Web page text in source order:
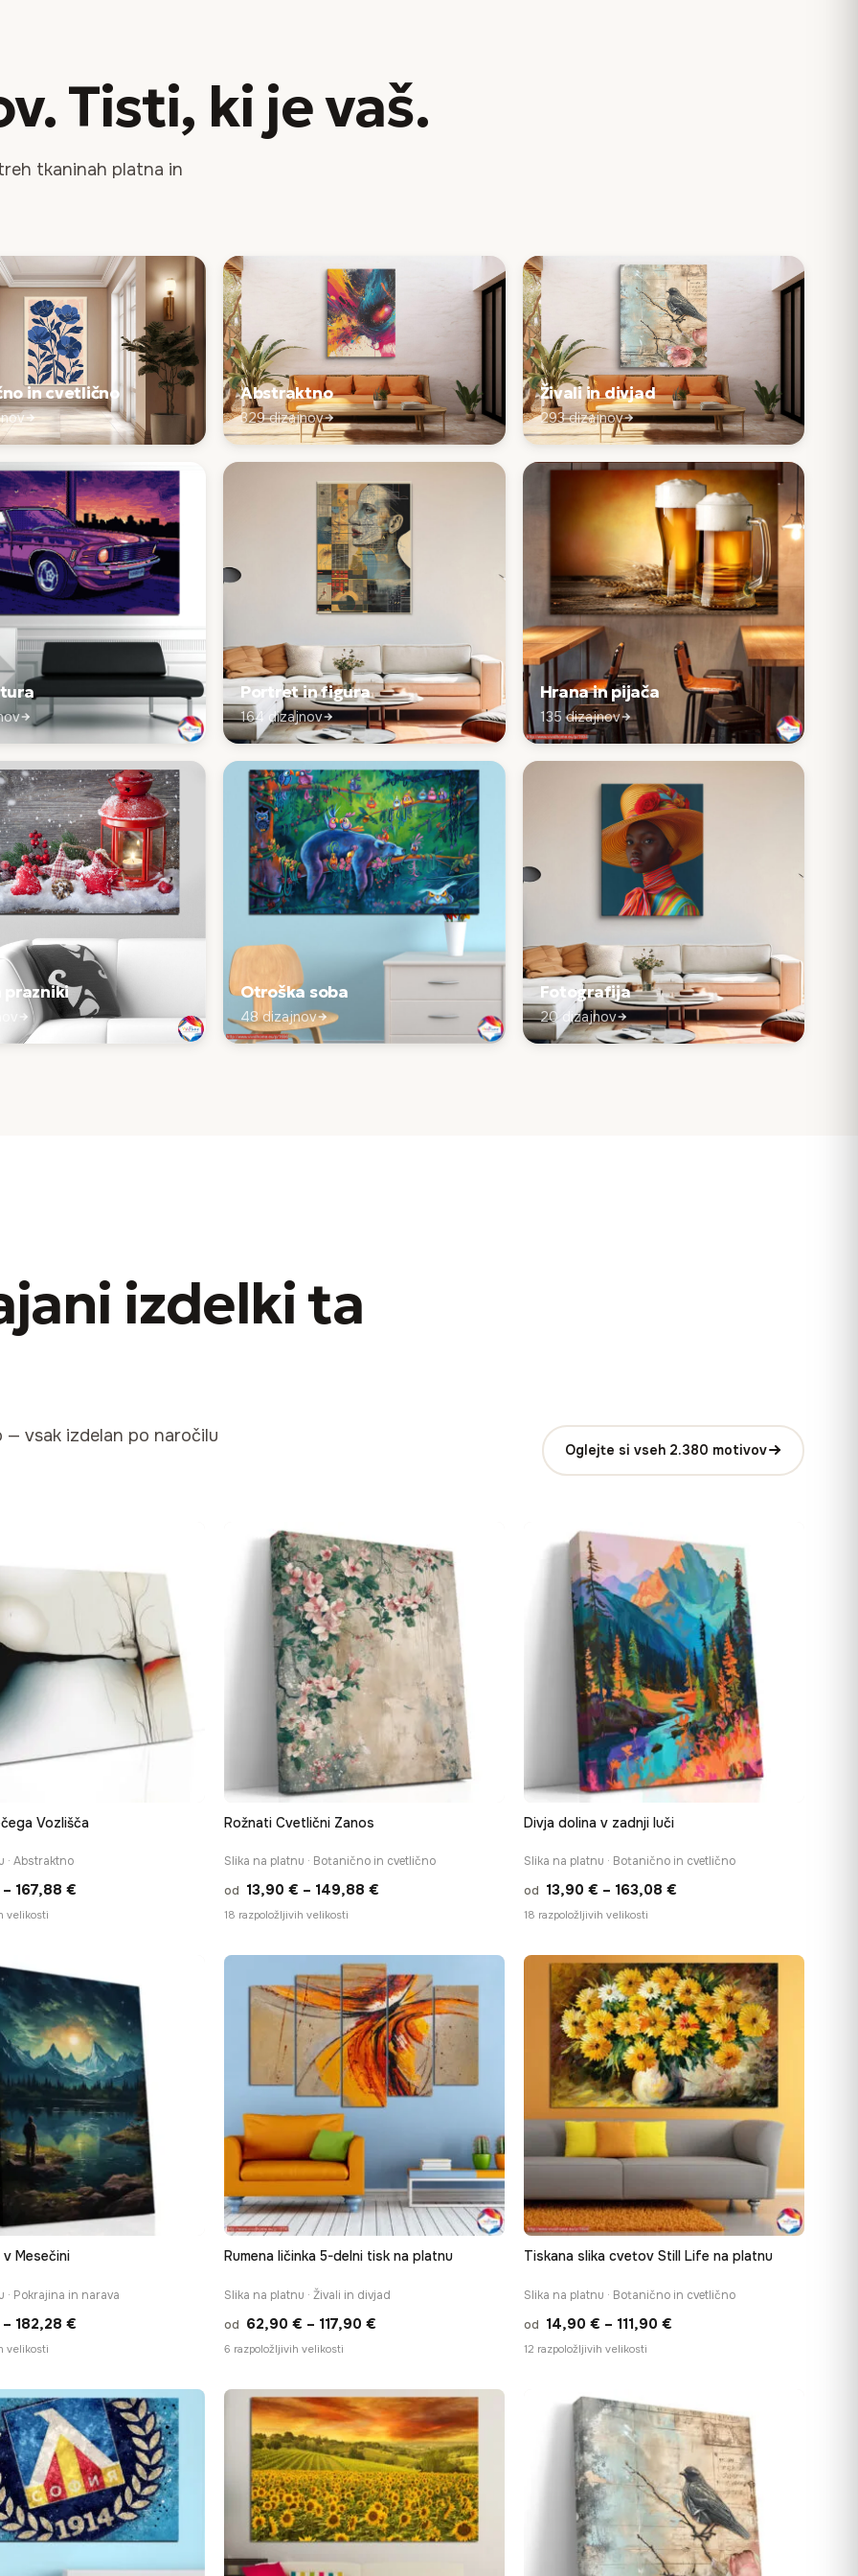
Tisti, ki jevaš.
tkaninah platna in
in cvetlično Abstraktno
329 dizajnov
Živali in divjad
293 dizajnov
Portret in figura
164 dizajnov
Hrana in pijača
135 dizajnov
prazniki Otroška soba
48 dizajnov
Fotografija
20 dizajnov
izdelkita
vsak izdelan po naročilu
Oglejte si vseh 2.380 motivov
Vozlišča
· Abstraktno
– 167,88 €
do
167,88 €
velikosti
Rožnati Cvetlični Zanos
Slika na platnu · Botanično in cvetlično
od 13,90 € – 149,88 €
13,90 €
do
149,88 €
18 razpoložljivih velikosti
Divja dolina v zadnji luči
Slika na platnu · Botanično in cvetlično
od 13,90 € – 163,08 €
13,90 €
do
163,08 €
18 razpoložljivih velikosti
Mesečini
· Pokrajina in narava
– 182,28 €
13,90 €
do
182,28 €
velikosti
Rumena ličinka 5-delni tisk na platnu
Slika na platnu · Živali in divjad
od 62,90 € – 117,90 €
62,90 €
do
117,90 €
6 razpoložljivih velikosti
Tiskana slika cvetov Still Life na platnu
Slika na platnu · Botanično in cvetlično
od 14,90 € – 111,90 €
do
111,90 €
12 razpoložljivih velikosti